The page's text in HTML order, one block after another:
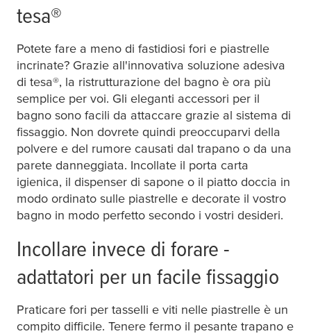
Per quale prodotto sta cercando
un adattatore di ricambio?
Per quale prodotto sta cercando un adattatore di
Porta asciugamani
e.g. with one or two "arms"
Portasciugamani
tesa®
Potete fare a meno di fastidiosi fori e piastrelle
incrinate? Grazie all'innovativa soluzione adesiva
di tesa®, la ristrutturazione del bagno è ora più
semplice per voi. Gli eleganti accessori per il
bagno sono facili da attaccare grazie al sistema di
fissaggio. Non dovrete quindi preoccuparvi della
polvere e del rumore causati dal trapano o da una
parete danneggiata. Incollate il porta carta
igienica, il dispenser di sapone o il piatto doccia in
modo ordinato sulle piastrelle e decorate il vostro
bagno in modo perfetto secondo i vostri desideri.
Incollare invece di forare -
adattatori per un facile fissaggio
Praticare fori per tasselli e viti nelle piastrelle è un
compito difficile. Tenere fermo il pesante trapano e